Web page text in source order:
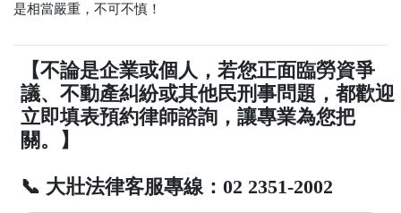
是相當嚴重，不可不慎！
【不論是企業或個人，若您正面臨勞資爭
議、不動產糾紛或其他民刑事問題，都歡迎
立即填表預約律師諮詢，讓專業為您把
關。】
📞 大壯法律客服專線：02 2351-2002